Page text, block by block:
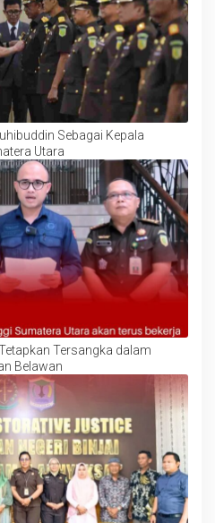
Sebagai Kepala
Utara
Tersangka dalam
Belawan